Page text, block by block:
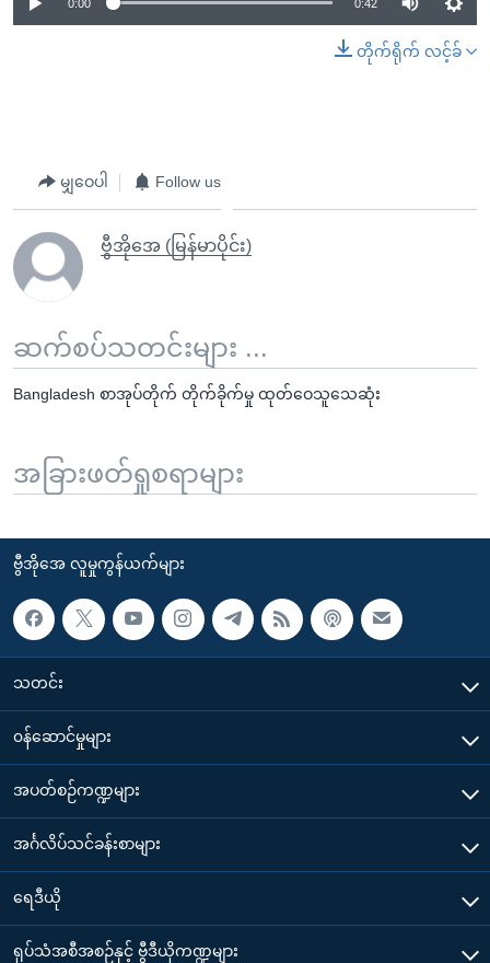
0:00 0:42
တိုက်ရိုက် လင့်ခ်
မျှဝေပါ Follow us
ဗွီအိုအေ (မြန်မာပိုင်း)
ဆက်စပ်သတင်းများ ...
Bangladesh စာအုပ်တိုက် တိုက်ခိုက်မှု ထုတ်ဝေသူသေဆုံး
အခြားဖတ်ရှုစရာများ
ဗွီအိုအေ လူမှုကွန်ယက်များ
သတင်း
၀န်ဆောင်မှုများ
အပတ်စဉ်ကဏ္ဍများ
အင်္ဂလိပ်သင်ခန်းစာများ
ရေဒီယို
ရုပ်သံအစီအစဉ်နှင့် ဗွီဒီယိုကဏ္ဍများ